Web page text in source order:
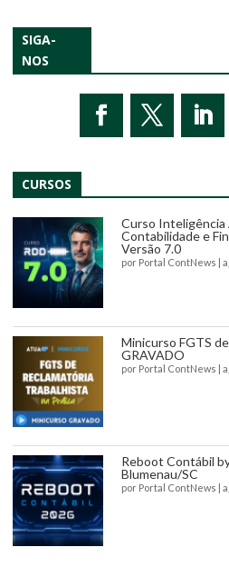
SIGA-
NOS
CURSOS
Curso Inteligência
Contabilidade e
Versão 7.0
por Portal ContNews
Minicurso FGTS
GRAVADO
por Portal ContNews
Reboot Contábil
Blumenau/SC
por Portal ContNews